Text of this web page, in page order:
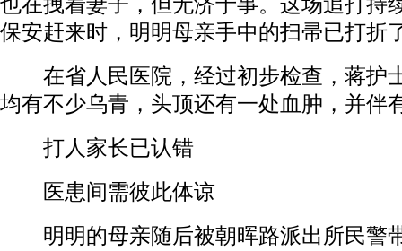
保安赶来时，明明母亲手中的扫帚已打折
在省人民医院，经过初步检查，蒋护
均有不少乌青，头顶还有一处血肿，并伴
打人家长已认错
医患间需彼此体谅
明明的母亲随后被朝晖路派出所民警